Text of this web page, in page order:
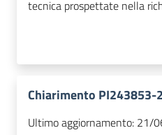
tecnica prospettate nella
Chiarimento PI243853-
Ultimo aggiornamento: 21/